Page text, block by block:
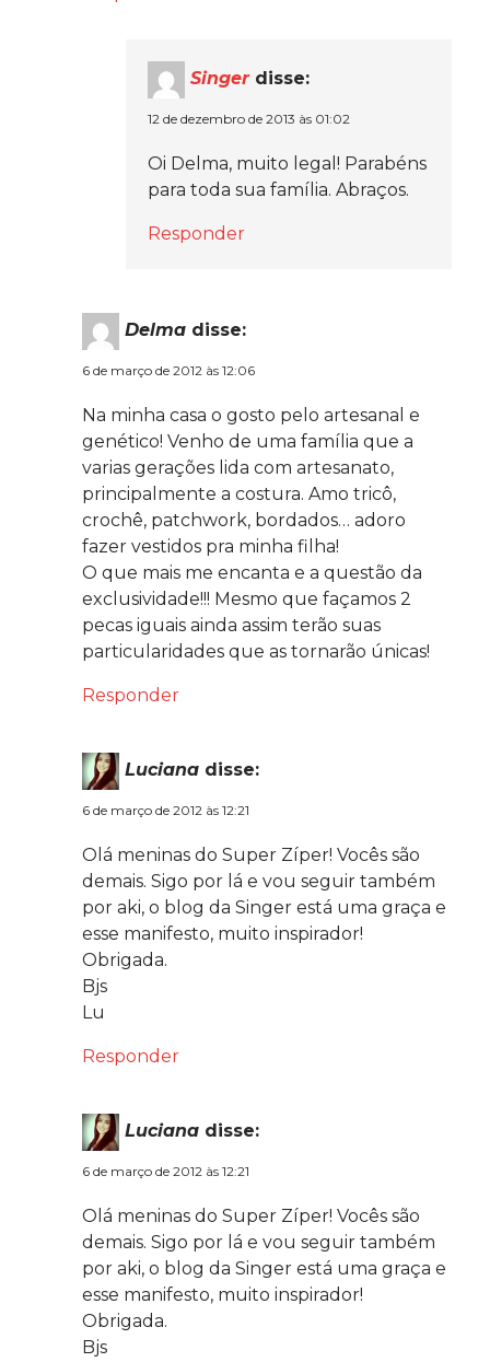
Singer disse:
12 de dezembro de 2013 às 01:02
Oi Delma, muito legal! Parabéns
para toda sua família. Abraços.
Responder
Delma disse:
6 de março de 2012 às 12:06
Na minha casa o gosto pelo artesanal e
genético! Venho de uma família que a
varias gerações lida com artesanato,
principalmente a costura. Amo tricô,
crochê, patchwork, bordados… adoro
fazer vestidos pra minha filha!
O que mais me encanta e a questão da
exclusividade!!! Mesmo que façamos 2
pecas iguais ainda assim terão suas
particularidades que as tornarão únicas!
Responder
Luciana disse:
6 de março de 2012 às 12:21
Olá meninas do Super Zíper! Vocês são
demais. Sigo por lá e vou seguir também
por aki, o blog da Singer está uma graça e
esse manifesto, muito inspirador!
Obrigada.
Bjs
Lu
Responder
Luciana disse:
6 de março de 2012 às 12:21
Olá meninas do Super Zíper! Vocês são
demais. Sigo por lá e vou seguir também
por aki, o blog da Singer está uma graça e
esse manifesto, muito inspirador!
Obrigada.
Bjs